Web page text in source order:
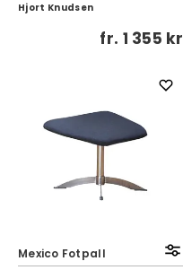
Hjort Knudsen
fr. 1 355 kr
Mexico Fotpall